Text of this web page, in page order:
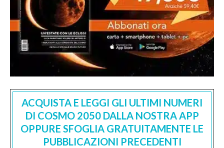
ACQUISTA E LEGGI GLI ULTIMI NUMERI
DI COSMO 2050 DALLA NOSTRA APP
OPPURE SFOGLIA GRATUITAMENTE LE
PUBBLICAZIONI PRECEDENTI